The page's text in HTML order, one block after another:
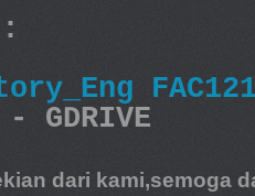
- GDRIVE
dari kami,semoga